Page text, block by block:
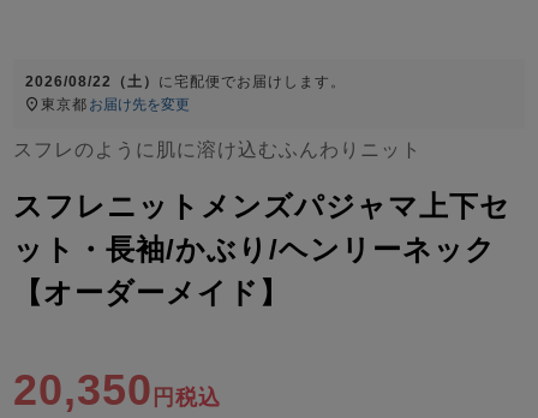
売れ筋ランキング
すべての季節のパジャマ一覧はこちら
ズ
パジャマ
き
り
2026/08/22（土） に宅配便 でお届けします。
東京都 お届け先を変更
スフレのように肌に溶け込むふんわりニット
スフレニットメンズパジャマ上下セ
ット・長袖/かぶり/ヘンリーネック
【オーダーメイド】
20,350 税込